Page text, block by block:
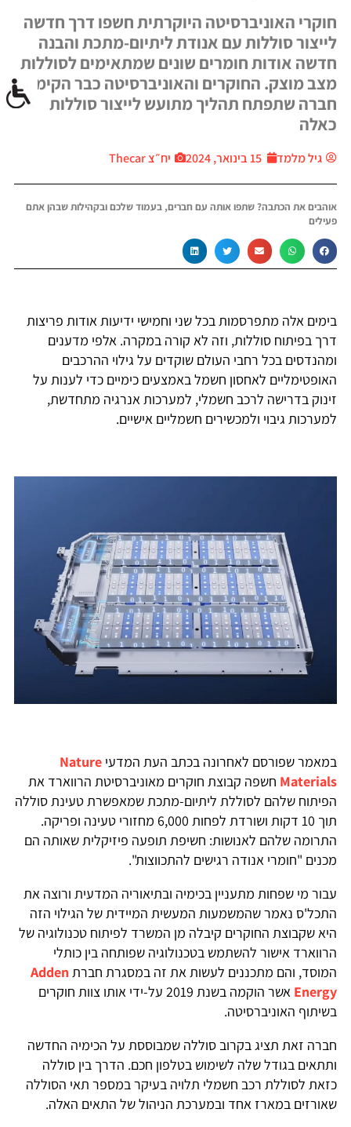
חוקרי האוניברסיטה היוקרתית חשפו דרך חדשה
לייצור סוללות עם אנודת ליתיום-מתכת והבנה
חדשה אודות חומרים שונים שמתאימים לסוללות
מצב מוצק. החוקרים והאוניברסיטה כבר הקימו
חברה שתפתח תהליך מתועש לייצור סוללות
כאלה
גיל מלמד 15 בינואר, 2024 יח״צ Thecar
אוהבים את הכתבה? שתפו אותה עם חברים, בעמוד שלכם ובקהילות שבהן אתם
פעילים
בימים אלה מתפרסמות בכל שני וחמישי ידיעות אודות פריצות
דרך בפיתוח סוללות, וזה לא קורה במקרה. אלפי מדענים
ומהנדסים בכל רחבי העולם שוקדים על גילוי ההרכבים
האופטימליים לאחסון חשמל באמצעים כימיים כדי לענות על
זינוק בדרישה לרכב חשמלי, למערכות אנרגיה מתחדשת,
למערכות גיבוי ולמכשירים חשמליים אישיים.
במאמר שפורסם לאחרונה בכתב העת המדעי Nature
Materials חשפה קבוצת חוקרים מאוניברסיטת הרווארד את
הפיתוח שלהם לסוללת ליתיום-מתכת שמאפשרת טעינת סוללה
תוך 10 דקות ושורדת לפחות 6,000 מחזורי טעינה ופריקה.
התרומה שלהם לאנושות: חשיפת תופעה פיזיקלית שאותה הם
מכנים "חומרי אנודה רגישים להתכווצות".
עבור מי שפחות מתעניין בכימיה ובתיאוריה המדעית ורוצה את
התכל'ס נאמר שהמשמעות המעשית המיידית של הגילוי הזה
היא שקבוצת החוקרים קיבלה מן המשרד לפיתוח טכנולוגיה של
הרווארד אישור להשתמש בטכנולוגיה שפותחה בין כותלי
המוסד, והם מתכננים לעשות את זה במסגרת חברת Adden
Energy
אשר הוקמה בשנת 2019 על-ידי אותו צוות חוקרים
בשיתוף האוניברסיטה.
חברה זאת תציג בקרוב סוללה שמבוססת על הכימיה החדשה
ותתאים בגודל שלה לשימוש בטלפון חכם. הדרך בין סוללה
כזאת לסוללת רכב חשמלי תלויה בעיקר במספר תאי הסוללה
שאורזים במארז אחד ובמערכת הניהול של התאים האלה.